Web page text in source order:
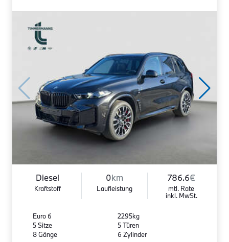
Diesel
Kraftstoff
0km
Laufleistung
786.6€
mtl. Rate
inkl. MwSt.
Euro 6
5 Sitze
8 Gänge
2295kg
5 Türen
6 Zylinder